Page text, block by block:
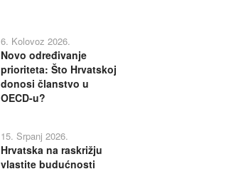
6. Kolovoz 2026.
Novo određivanje
prioriteta: Što Hrvatskoj
donosi članstvo u
OECD-u?
15. Srpanj 2026.
Hrvatska na raskrižju
vlastite budućnosti